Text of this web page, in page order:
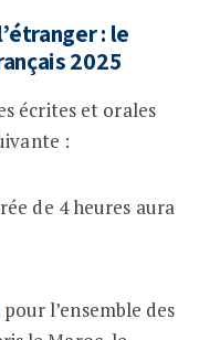
: le
2025
écrites et orales
:
de 4 heures aura
pour l’ensemble des